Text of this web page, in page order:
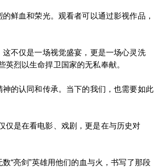
鲜血和荣光。观看者可以通过影视作品，
不仅是一场视觉盛宴，更是一场心灵洗
烈以生命捍卫国家的无私奉献。
的认同和传承。当下的我们，也需要如此
仅是在看电影、戏剧，更是在与历史对
“亮剑”英雄用他们的血与火，书写了那段